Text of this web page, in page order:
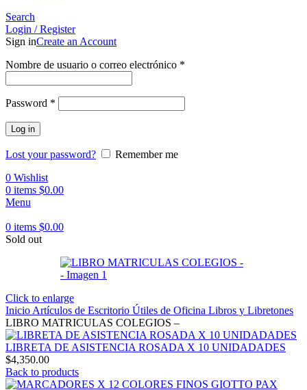
Search
Login / Register
Sign inCreate an Account
Nombre de usuario o correo electrónico *
Password *
Log in
Lost your password?
Remember me
0 Wishlist
0 items $0.00
Menu
0 items $0.00
Sold out
Click to enlarge
Inicio Artículos de Escritorio Útiles de Oficina Libros y Libretones
LIBRO MATRICULAS COLEGIOS –
LIBRETA DE ASISTENCIA ROSADA X 10 UNIDADADES
$4,350.00
Back to products